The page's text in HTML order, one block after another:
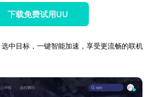
下载免费试用UU
选中目标，一键智能加速，享受更流畅的联机